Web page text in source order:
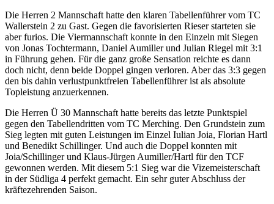
Die Herren 2 Mannschaft hatte den klaren Tabellenführer vom TC
Wallerstein 2 zu Gast. Gegen die favorisierten Rieser starteten sie
aber furios. Die Viermannschaft konnte in den Einzeln mit Siegen
von Jonas Tochtermann, Daniel Aumiller und Julian Riegel mit 3:1
in Führung gehen. Für die ganz große Sensation reichte es dann
doch nicht, denn beide Doppel gingen verloren. Aber das 3:3 gegen
den bis dahin verlustpunktfreien Tabellenführer ist als absolute
Topleistung anzuerkennen.
Die Herren Ü 30 Mannschaft hatte bereits das letzte Punktspiel
gegen den Tabellendritten vom TC Merching. Den Grundstein zum
Sieg legten mit guten Leistungen im Einzel Iulian Joia, Florian Hartl
und Benedikt Schillinger. Und auch die Doppel konnten mit
Joia/Schillinger und Klaus-Jürgen Aumiller/Hartl für den TCF
gewonnen werden. Mit diesem 5:1 Sieg war die Vizemeisterschaft
in der Südliga 4 perfekt gemacht. Ein sehr guter Abschluss der
kräftezehrenden Saison.